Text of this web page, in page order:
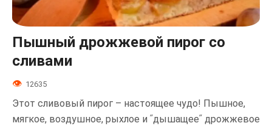
Пышный дрожжевой пирог со
сливами
12635
Этот сливовый пирог – настоящее чудо! Пышное,
мягкое, воздушное, рыхлое и ʺдышащееʺ дрожжевое